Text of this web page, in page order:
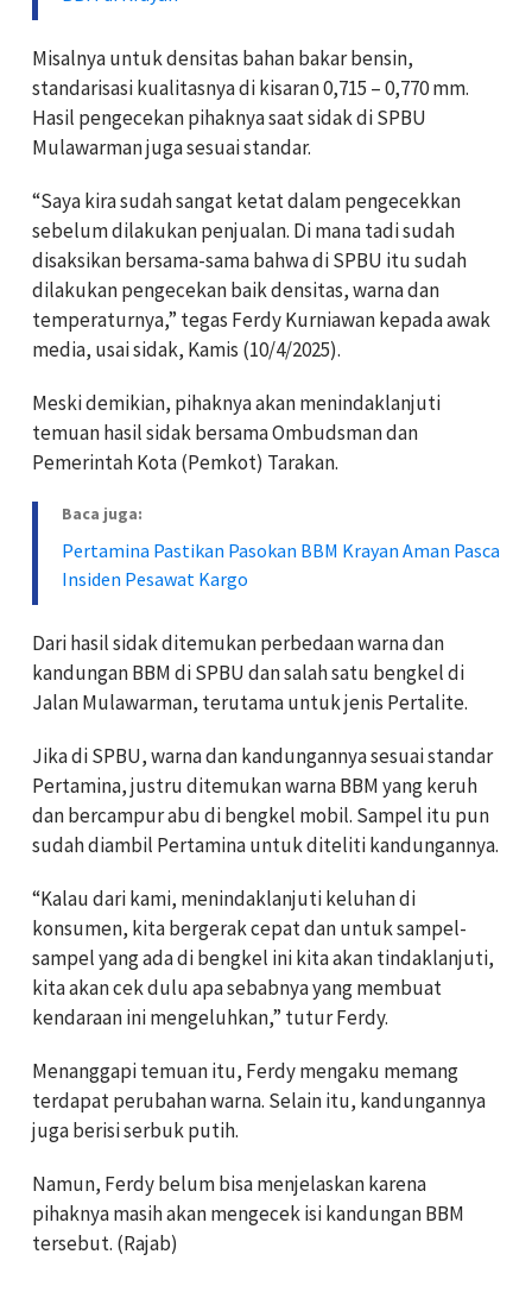
Misalnya untuk densitas bahan bakar bensin,
standarisasi kualitasnya di kisaran 0,715 – 0,770 mm.
Hasil pengecekan pihaknya saat sidak di SPBU
Mulawarman juga sesuai standar.
“Saya kira sudah sangat ketat dalam pengecekkan
sebelum dilakukan penjualan. Di mana tadi sudah
disaksikan bersama-sama bahwa di SPBU itu sudah
dilakukan pengecekan baik densitas, warna dan
temperaturnya,” tegas Ferdy Kurniawan kepada awak
media, usai sidak, Kamis (10/4/2025).
Meski demikian, pihaknya akan menindaklanjuti
temuan hasil sidak bersama Ombudsman dan
Pemerintah Kota (Pemkot) Tarakan.
Baca juga:
Pertamina Pastikan Pasokan BBM Krayan Aman Pasca
Insiden Pesawat Kargo
Dari hasil sidak ditemukan perbedaan warna dan
kandungan BBM di SPBU dan salah satu bengkel di
Jalan Mulawarman, terutama untuk jenis Pertalite.
Jika di SPBU, warna dan kandungannya sesuai standar
Pertamina, justru ditemukan warna BBM yang keruh
dan bercampur abu di bengkel mobil. Sampel itu pun
sudah diambil Pertamina untuk diteliti kandungannya.
“Kalau dari kami, menindaklanjuti keluhan di
konsumen, kita bergerak cepat dan untuk sampel-
sampel yang ada di bengkel ini kita akan tindaklanjuti,
kita akan cek dulu apa sebabnya yang membuat
kendaraan ini mengeluhkan,” tutur Ferdy.
Menanggapi temuan itu, Ferdy mengaku memang
terdapat perubahan warna. Selain itu, kandungannya
juga berisi serbuk putih.
Namun, Ferdy belum bisa menjelaskan karena
pihaknya masih akan mengecek isi kandungan BBM
tersebut. (Rajab)